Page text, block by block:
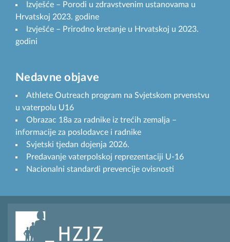
Izvješće – Porodi u zdravstvenim ustanovama u
Hrvatskoj 2023. godine
Izvješće – Prirodno kretanje u Hrvatskoj u 2023.
godini
Nedavne objave
Athlete Outreach program na Svjetskom prvenstvu
u vaterpolu U16
Obrazac 18a za radnike iz trećih zemalja –
informacije za poslodavce i radnike
Svjetski tjedan dojenja 2026.
Predavanje vaterpolskoj reprezentaciji U-16
Nacionalni standardi prevencije ovisnosti